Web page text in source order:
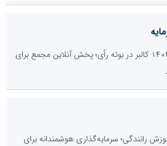
صورت‌های مالی سال ۱۴۰۴ کالبر در بوته رأی؛ پخش آنلاین مجمع برای
رانندگی؛ سرمایه‌گذاری هوشمندانه برای